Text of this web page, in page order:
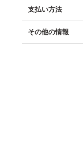
支払い方法
その他の情報